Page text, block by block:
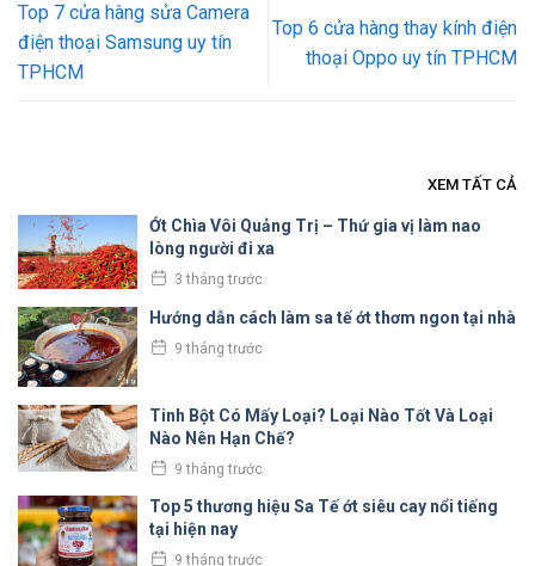
Top 7 cửa hàng sửa Camera
điện thoại Samsung uy tín
TPHCM
Top 6 cửa hàng thay kính điện
thoại Oppo uy tín TPHCM
XEM TẤT CẢ
Ớt Chìa Vôi Quảng Trị – Thứ gia vị làm nao
lòng người đi xa
3 tháng trước
Hướng dẫn cách làm sa tế ớt thơm ngon tại nhà
9 tháng trước
Tinh Bột Có Mấy Loại? Loại Nào Tốt Và Loại
Nào Nên Hạn Chế?
9 tháng trước
Top 5 thương hiệu Sa Tế ớt siêu cay nổi tiếng
tại hiện nay
9 tháng trước